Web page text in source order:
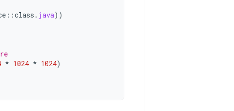
::class . java))
* 1024 * 1024)